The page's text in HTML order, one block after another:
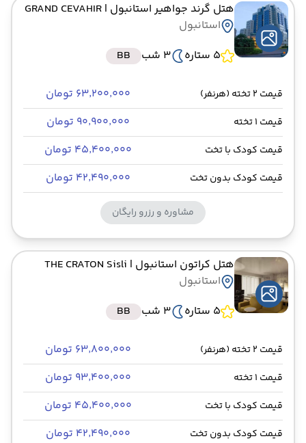
هتل گرند جواهیر استانبول | GRAND CEVAHIR
استانبول
5 ستاره
3 شب BB
قیمت 2 تخته (هرنفر) ۶۳٬۲۰۰٬۰۰۰ تومان
قیمت 1 تخته ۹۰٬۹۰۰٬۰۰۰ تومان
قیمت کودک با تخت ۴۵٬۴۰۰٬۰۰۰ تومان
قیمت کودک بدون تخت ۴۲٬۴۹۰٬۰۰۰ تومان
مشاوره و رزرو رایگان
هتل کراتون استانبول | THE CRATON Sisli
استانبول
5 ستاره
3 شب BB
قیمت 2 تخته (هرنفر) ۶۳٬۸۰۰٬۰۰۰ تومان
قیمت 1 تخته ۹۳٬۴۰۰٬۰۰۰ تومان
قیمت کودک با تخت ۴۵٬۴۰۰٬۰۰۰ تومان
قیمت کودک بدون تخت ۴۲٬۴۹۰٬۰۰۰ تومان